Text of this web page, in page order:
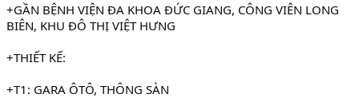
+GẦN BỆNH VIỆN ĐA KHOA ĐỨC GIANG, CÔNG VIÊN LONG
BIÊN, KHU ĐÔ THỊ VIỆT HƯNG
+THIẾT KẾ:
+T1: GARA ÔTÔ, THÔNG SÀN